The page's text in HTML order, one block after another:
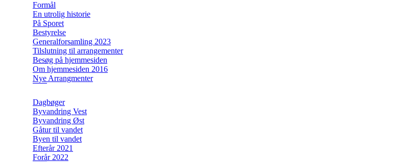
Formål
En utrolig historie
På Sporet
Bestyrelse
Generalforsamling 2023
Tilslutning til arrangementer
Besøg på hjemmesiden
Om hjemmesiden 2016
Nye Arrangmenter
Dagbøger
Byvandring Vest
Byvandring Øst
Gåtur til vandet
Byen til vandet
Efterår 2021
Forår 2022